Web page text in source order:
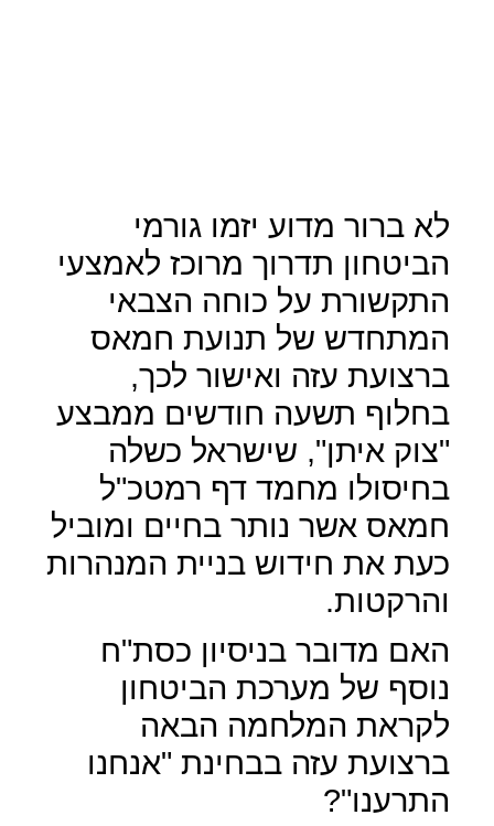
לא ברור מדוע יזמו גורמי
הביטחון תדרוך מרוכז לאמצעי
התקשורת על כוחה הצבאי
המתחדש של תנועת חמאס
ברצועת עזה ואישור לכך,
בחלוף תשעה חודשים ממבצע
"צוק איתן", שישראל כשלה
בחיסולו מחמד דף רמטכ"ל
חמאס אשר נותר בחיים ומוביל
כעת את חידוש בניית המנהרות
והרקטות.
האם מדובר בניסיון כסת"ח
נוסף של מערכת הביטחון
לקראת המלחמה הבאה
ברצועת עזה בבחינת "אנחנו
התרענו"?